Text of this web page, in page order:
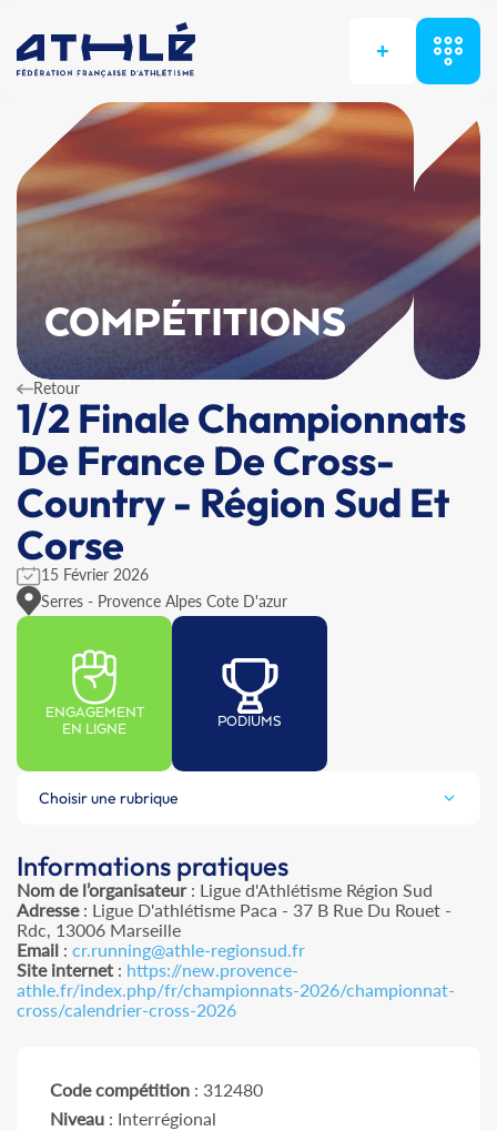
+
COMPÉTITIONS
Retour
1/2 Finale Championnats
De France De Cross-
Country - Région Sud Et
Corse
15 Février 2026
Serres - Provence Alpes Cote D'azur
ENGAGEMENT
EN LIGNE
PODIUMS
Choisir une rubrique
Informations pratiques
Nom de l’organisateur: Ligue d'Athlétisme Région Sud
Adresse: Ligue D'athlétisme Paca - 37 B Rue Du Rouet -
Rdc, 13006 Marseille
Email : cr.running@athle-regionsud.fr
Site internet : https://new.provence-
athle.fr/index.php/fr/championnats-2026/championnat-
cross/calendrier-cross-2026
Code compétition : 312480
Niveau : Interrégional